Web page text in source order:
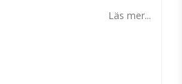
Läs mer...